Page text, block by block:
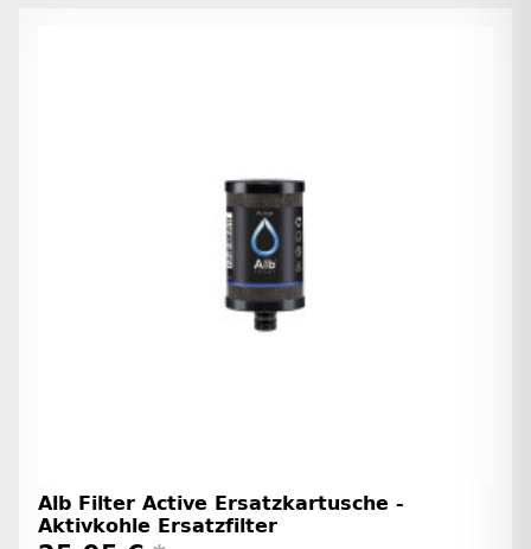
Alb Filter Active Ersatzkartusche -
Aktivkohle Ersatzfilter